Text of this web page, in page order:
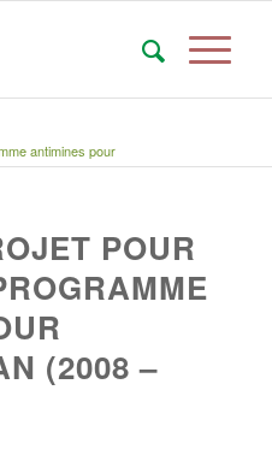
antimines pour
POUR
(2008 –